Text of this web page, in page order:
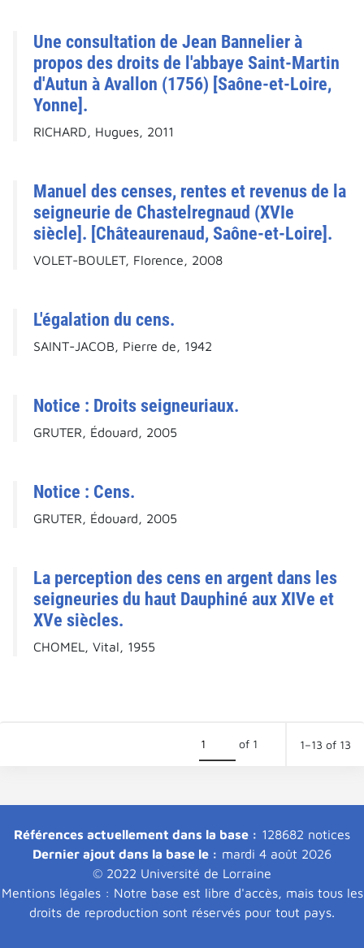
Une consultation de Jean Bannelier à
propos des droits de l'abbaye Saint-Martin
d'Autun à Avallon (1756) [Saône-et-Loire,
Yonne].
RICHARD, Hugues, 2011
Manuel des censes, rentes et revenus de la
seigneurie de Chastelregnaud (XVIe
siècle]. [Châteaurenaud, Saône-et-Loire].
VOLET-BOULET, Florence, 2008
L'égalation du cens.
SAINT-JACOB, Pierre de, 1942
Notice : Droits seigneuriaux.
GRUTER, Édouard, 2005
Notice : Cens.
GRUTER, Édouard, 2005
La perception des cens en argent dans les
seigneuries du haut Dauphiné aux XIVe et
XVe siècles.
CHOMEL, Vital, 1955
of 1 1–13 of 13
Références actuellement dans la base : 128682 notices
Dernier ajout dans la base le : mardi 4 août 2026
© 2022 Université de Lorraine
Mentions légales : Notre base est libre d'accès, mais tous les
droits de reproduction sont réservés pour tout pays.